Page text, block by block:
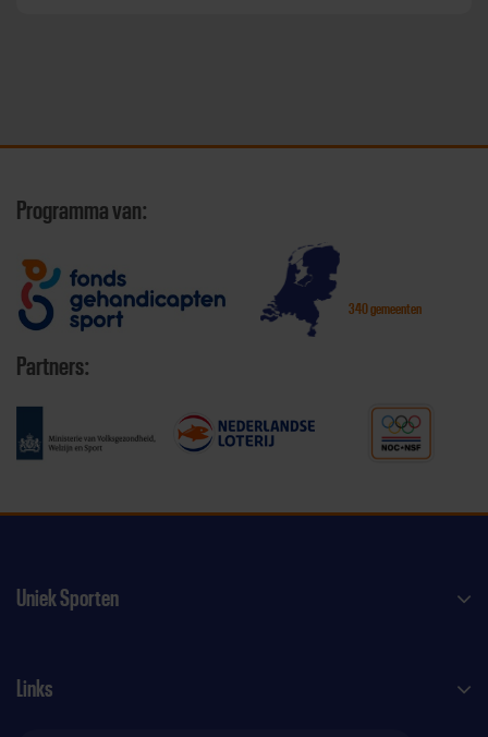
Programma van:
340 gemeenten
Partners:
Uniek Sporten
Links